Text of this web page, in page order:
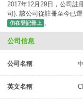
2017年12月29日，公司註
司). 該公司從註冊至今已
仍在登記冊上 。
公司信息
公司名稱
英文名稱